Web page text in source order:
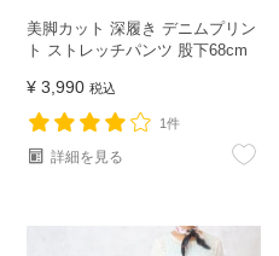
美脚カット 深履き デニムプリン
ト ストレッチパンツ 股下68cm
¥ 3,990 税込
1件
詳細を見る